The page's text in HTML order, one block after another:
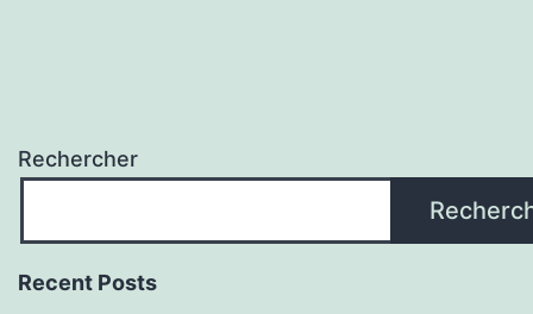
Rechercher
Recent Posts